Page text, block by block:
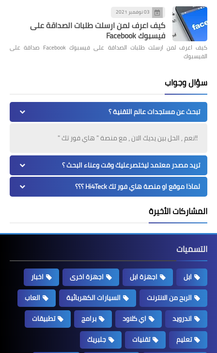
03 نوفمبر 2021
كيف اعرف لمن ارسلت طلبات الصداقة على
فيسبوك Facebook
كيف اعرف لمن ارسلت طلبات الصداقة على فيسبوك Facebook صداقة على
الفيسبوك
سؤال وجواب
تبحث عن مستجدات عالم التقنية ؟
!!نعم , الحل بين يديك الان ، مع منصة " هاي فور تك "
تريد مصدر معتمد ليختصرعليك وقت وعناء البحث ؟
لماذا موقع او منصة هاي فور تك Hi4Teck ؟؟؟
المشاركات الأخيرة
التسميات
ابل اجهزة ابل اجهزة اخرى
اخبار
الربح من الانترنت
السيارات الكهربائية
العاب
اندرويد
اي كلاود برامج
تطبيقات
تعليم
تقنيات
جلبريك